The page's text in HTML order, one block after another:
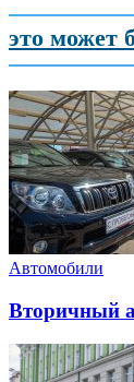
это может
Автомобили
Вторичный